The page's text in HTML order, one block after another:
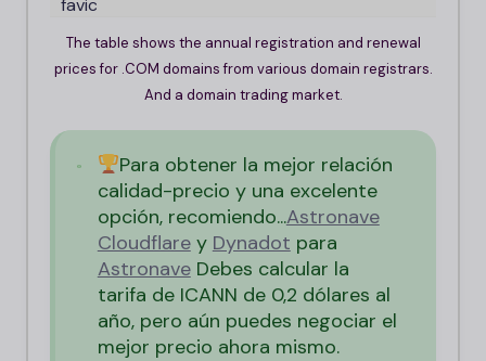
The table shows the annual registration and renewal
prices for .COM domains from various domain registrars.
And a domain trading market.
Para obtener la mejor relación
calidad-precio y una excelente
opción, recomiendo...Astronave
Cloudflarey Dynadot para
AstronaveDebes calcular la
tarifa de ICANN de 0,2 dólares al
año, pero aún puedes negociar el
mejor precio ahora mismo.